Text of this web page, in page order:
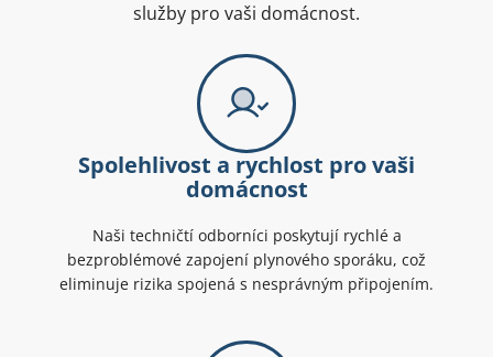
služby pro vaši domácnost.
Spolehlivost a rychlost pro vaši
domácnost
Naši techničtí odborníci poskytují rychlé a
bezproblémové zapojení plynového sporáku, což
eliminuje rizika spojená s nesprávným připojením.